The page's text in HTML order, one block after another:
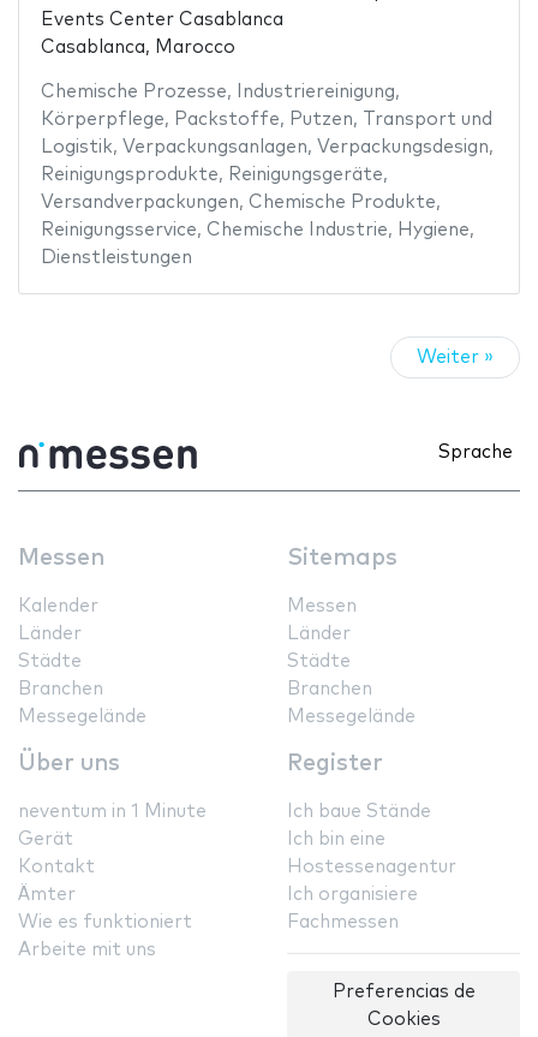
Events Center Casablanca
Casablanca, Marocco
Chemische Prozesse, Industriereinigung,
Körperpflege, Packstoffe, Putzen,
Transport und
Logistik, Verpackungsanlagen, Verpackungsdesign,
Reinigungsprodukte, Reinigungsgeräte,
Versandverpackungen, Chemische Produkte,
Reinigungsservice, Chemische Industrie, Hygiene,
Dienstleistungen
Weiter »
Sprache
Messen
Kalender
Länder
Städte
Branchen
Messegelände
Sitemaps
Messen
Länder
Städte
Branchen
Messegelände
Über uns
neventum in 1 Minute
Gerät
Kontakt
Ämter
Wie es funktioniert
Arbeite mit uns
Register
Ich baue Stände
Ich bin eine
Hostessenagentur
Ich organisiere
Fachmessen
Preferencias de
Cookies